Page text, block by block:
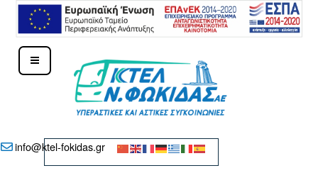
Μετάβαση
ΚΤΕΛ Ν. ΦΩΚΊΔΑΣ – ΔΕΛΦΟΊ
info@ktel-fokidas.gr